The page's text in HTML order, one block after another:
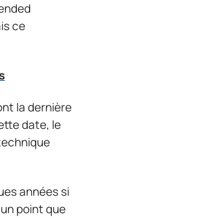
ce
la dernière
date, le
années si
un point que